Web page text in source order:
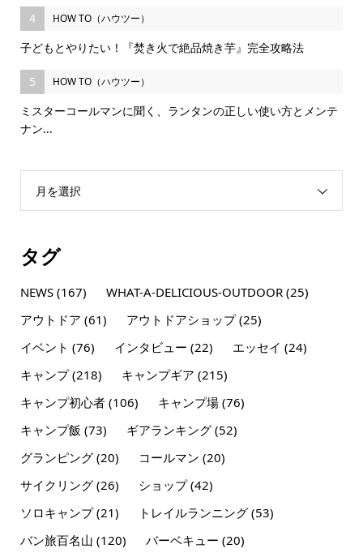
4 HOW TO（ハウツー）
子どもとやりたい！『焚き火で絶品焼き芋』完全攻略法
5 HOW TO（ハウツー）
ミスターコールマンに聞く、ランタンの正しい使い方とメンテ
ナン...
月を選択
タグ
NEWS(167) WHAT-A-DELICIOUS-OUTDOOR(25)
アウトドア (61) アウトドアショップ(25)
イベント (76) インタビュー (22) エッセイ (24)
キャンプ(218) キャンプギア (215)
キャンプ初心者(106) キャンプ場(76)
キャンプ飯 (73) ギアランキング(52)
グランピング(20) コールマン (20)
サイクリング(26) ショップ(42)
ソロキャンプ(21) トレイルランニング(53)
バン旅百名山 (120) バーベキュー (20)